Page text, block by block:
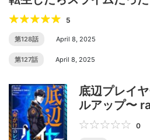
5
第128話 April 8, 2025
第127話 April 8, 2025
底辺プレイ
ルアップ〜
0